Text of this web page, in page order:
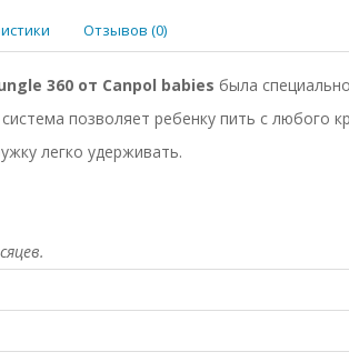
Отзывов (0)
360 от Canpol babies была
позволяет ребенку пить с любого
легко удерживать.